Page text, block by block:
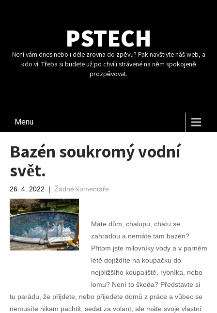
PSTECH
Není vám dnes nebo i déle zrovna do zpěvu? Pak navštivte náš web, a
kdo ví. Třeba si budete už po chvíli strávené na něm spokojeně
prozpěvovat.
Menu
Bazén soukromý vodní
svět.
26. 4. 2022 | Žádné komentáře
Máte dům, chalupu, chatu se
zahradou a nemáte tam bazén?
Přitom jste milovníky vody a v parném
létě dojíždíte na koupačku do
nejbližšího koupaliště, rybníka, nebo
lomu? Není to škoda? Představte si
tu parádu, že přijdete, nebo přijedete domů z práce a vůbec se
nemusíte nikam pachtit, sedat za volant, ale máte svoje vlastní